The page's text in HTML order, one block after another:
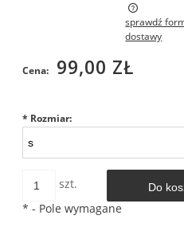
Cena nie zawierasprawdź
dostawy
Cena: 99,00 ZŁ
* Rozmiar:
szt. Do
* - Pole wymagane